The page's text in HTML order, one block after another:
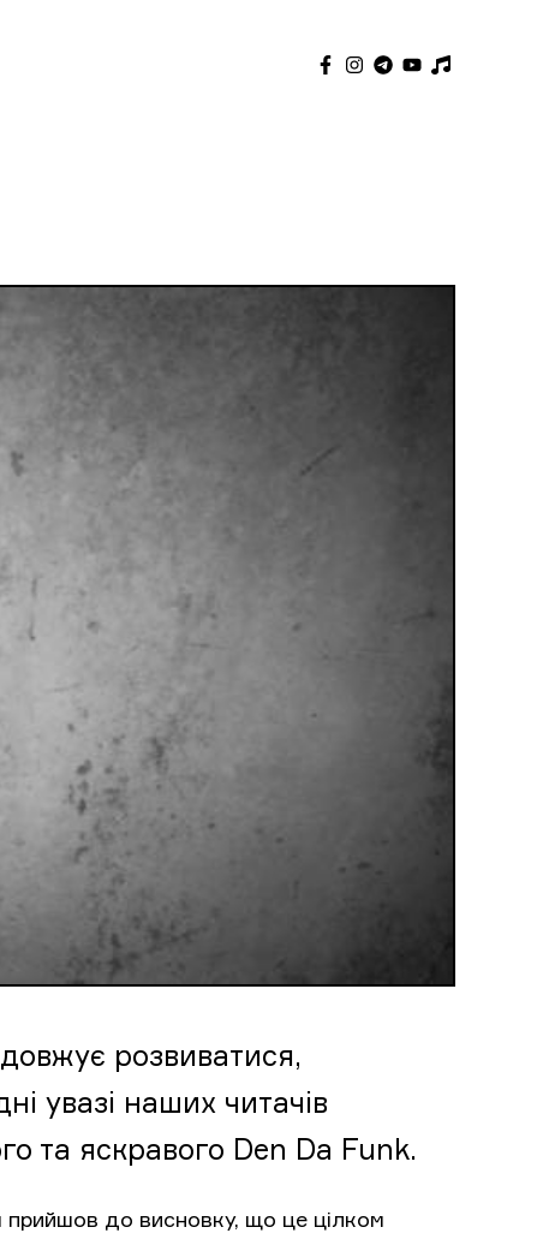
розвиватися,
увазі наших читачів
та яскравого Den Da Funk.
прийшов до висновку, що це цілком